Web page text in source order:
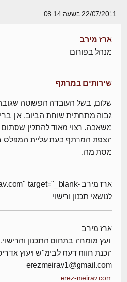
22/07/2011 בשעה 08:14
ארז מירב
מנהל בפורום
שירותים במרתף
שלום, בשל העובדה הפשוטה
גבוה מתחתית שוחת הביוב, אין
משאבה. רצוי מאוד להתקין שסתום
הצפת המרתף בעת עליית המפלס
מסתימה.
לנושאי תכנון ורישוי
ארז מירב
יועץ מומחה בתחום התכנון והרישוי,
הכנת חוות דעת לבימ"ש ויעוץ
erezmeirav1@gmail.com
erez-meirav.com